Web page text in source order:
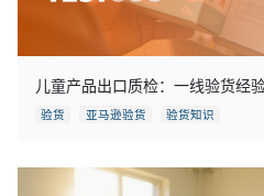
儿童产品出口质检：一线验货经
验货 亚马逊验货 验货知识